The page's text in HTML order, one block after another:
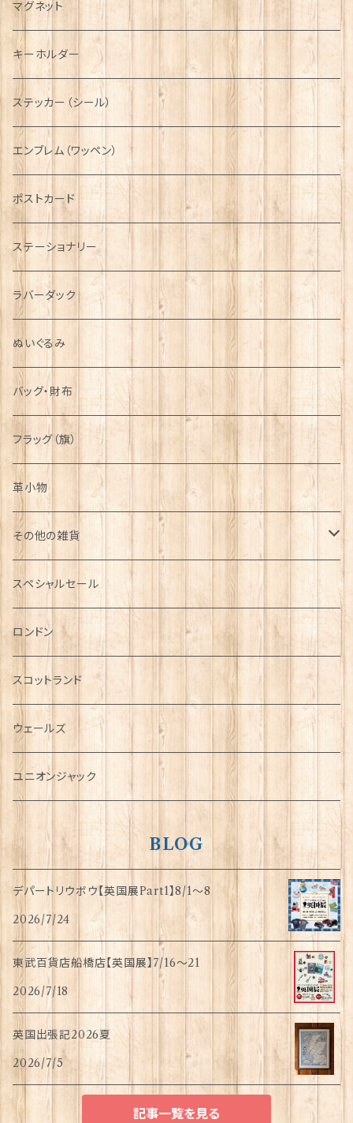
ディアストーカー
ニット帽
タータン【Bronte by Moon】
タータン【Glencroft】
ボタンラップマフラー【Aran Traditions】
サッシュ
スカーフ
ファッションマスク
チャーム
その他のアクセサリー
ラブスプーン【SION LLEWELLYN】
ラブスプーン【PAUL CURTIS】
ファブリック
ペーパーナプキン
ティーコジー
その他テーブルウェア
ジェネラルデザイン
乗り物
動物＆植物
国旗＆紋章
音楽＆楽器
運動＆人物
シンボル
ミリタリー
NAVY
AIRFORCE
ARMY
ピューター
マグネット
キーホルダー
ステッカー（シール）
エンブレム（ワッペン）
ポストカード
ステーショナリー
ラバーダック
ぬいぐるみ
バッグ・財布
フラッグ（旗）
革小物
その他の雑貨
ミニカー
チャーム
犬グッズ
傘
指貫(シンブル)
スペシャルセール
ロンドン
スコットランド
ウェールズ
ユニオンジャック
BLOG
デパートリウボウ【英国展Part1】8/1〜8
2026/7/24
東武百貨店船橋店【英国展】7/16～21
2026/7/18
英国出張記2026夏
2026/7/5
記事一覧を見る